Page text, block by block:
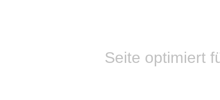
Seite optimiert